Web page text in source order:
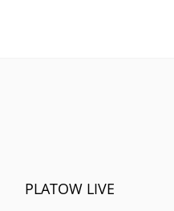
PLATOW LIVE